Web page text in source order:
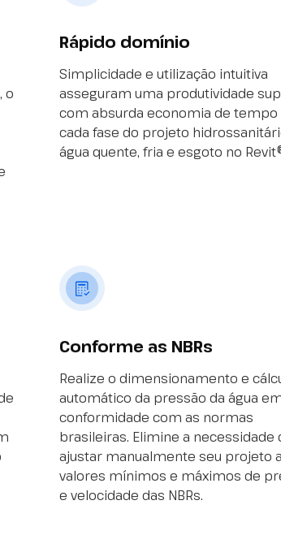
o
Rápido domínio
Simplicidade e utilização intuitiva
asseguram uma produtividade
com absurda economia de tempo
cada fase do projeto
água quente, fria e esgoto no
Conforme as NBRs
Realize o dimensionamento e
automático da pressão da água
conformidade com as normas
brasileiras. Elimine a necessidade
ajustar manualmente seu projeto
valores mínimos e máximos de
e velocidade das NBRs.